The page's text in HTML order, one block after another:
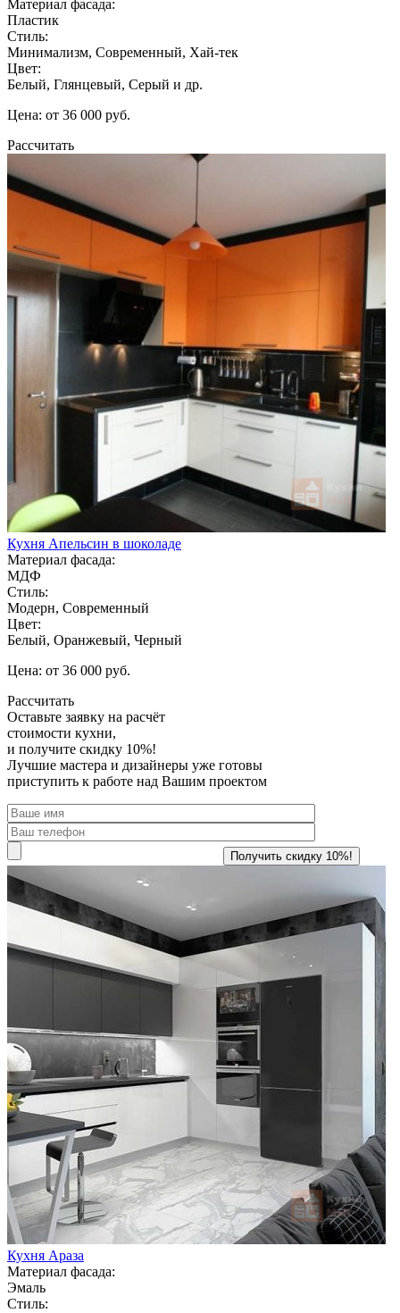
Материал фасада:
Пластик
Стиль:
Минимализм, Современный, Хай-тек
Цвет:
Белый, Глянцевый, Серый и др.
Цена: от 36 000 руб.
Рассчитать
Кухня Апельсин в шоколаде
Материал фасада:
МДФ
Стиль:
Модерн, Современный
Цвет:
Белый, Оранжевый, Черный
Цена: от 36 000 руб.
Рассчитать
Оставьте заявку на расчёт
стоимости кухни,
и получите скидку 10%!
Лучшие мастера и дизайнеры уже готовы
приступить к работе над Вашим проектом
Кухня Араза
Материал фасада:
Эмаль
Стиль: